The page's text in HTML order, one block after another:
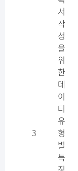
3
서
작
성
을
위
한
데
이
터
유
형
별
특